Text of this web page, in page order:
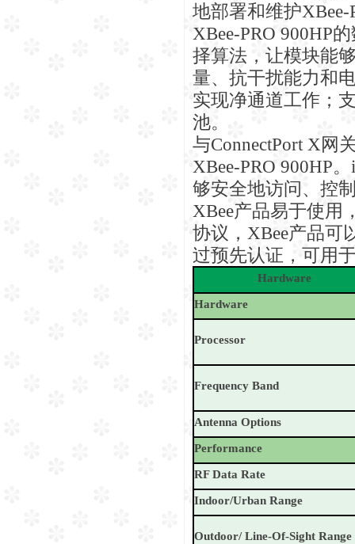
地部署和维护XBee-
XBee-PRO 900HP
择算法，让模块能
量、抗干扰能力和
实现净通道工作；
池。
与ConnectPort X网
XBee-PRO 900HP
够安全地访问、控
XBee产品易于使用
协议，XBee产品可
过预先认证，可用
Hardware
Hardware
Processor
Frequency Band
Antenna Options
Performance
RF Data Rate
Indoor/Urban Range
Outdoor/ Line-Of-Sight Range